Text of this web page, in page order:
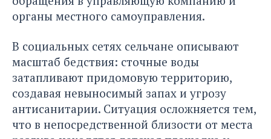
органы местного самоуправления.
В социальных сетях сельчане описывают
масштаб бедствия: сточные воды
затапливают придомовую территорию,
создавая невыносимый запах и угрозу
антисанитарии. Ситуация осложняется тем,
что в непосредственной близости от места